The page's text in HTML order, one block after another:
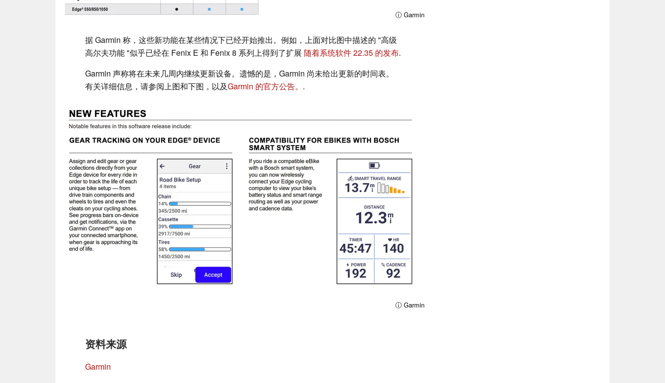
ⓘ Garmin
据 Garmin 称，这些新功能在某些情况下已经开始推出。例如，上面对比图中描述的 "高级
高尔夫功能 "似乎已经在 Fenix E 和 Fenix 8 系列上得到了扩展 随着系统软件 22.35 的发布.
Garmin 声称将在未来几周内继续更新设备。遗憾的是，Garmin 尚未给出更新的时间表。
有关详细信息，请参阅上图和下图，以及Garmin 的官方公告。 .
ⓘ Garmin
资料来源
Garmin